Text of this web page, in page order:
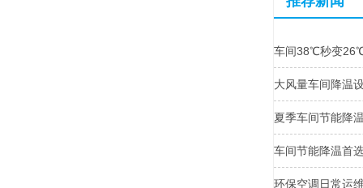
车间38℃秒变
大风量车间降温
夏季车间节能降
车间节能降温首
环保空调日常运